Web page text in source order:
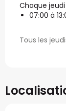
Chaque
07:00 à
Tous les